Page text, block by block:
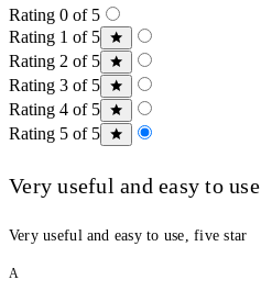
Rating 0 of 5
Rating 1 of 5
Rating 2 of 5
Rating 3 of 5
Rating 4 of 5
Rating 5 of 5
Very useful and easy to use
Very useful and easy to use, five star
A